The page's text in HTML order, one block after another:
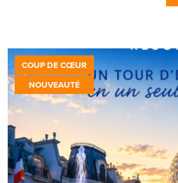
COUP DE CŒUR
NOUVEAUTÉ